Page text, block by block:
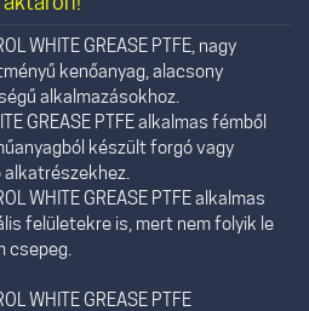
WHITE GREASE PTFE, nagy
kenőanyag, alacsony
alkalmazásokhoz.
GREASE PTFE alkalmas fémből
készült forgó vagy
alkatrészekhez.
WHITE GREASE PTFE alkalmas
felületekre is, mert nem folyik le
csepeg.
WHITE GREASE PTFE